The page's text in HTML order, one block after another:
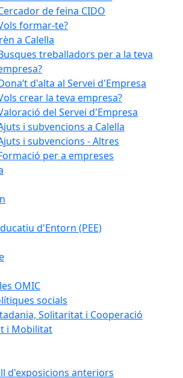
de feina CIDO
formar-te?
a Calella
treballadors per a la teva
d'alta al Servei d'Empresa
crear la teva empresa?
del Servei d'Empresa
i subvencions a Calella
i subvencions - Altres
per a empreses
d'Entorn (PEE)
OMIC
socials
Solitaritat i Cooperació
i Mobilitat
d'exposicions anteriors